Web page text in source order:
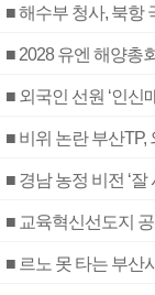
■ 해수부 청사, 북항
■ 2028 유엔 해양총
■ 외국인 선원 ‘인
■ 비위 논란 부산TP,
■ 경남 농정 비전 ‘
■ 교육혁신선도지
■ 르노 못 타는 부산